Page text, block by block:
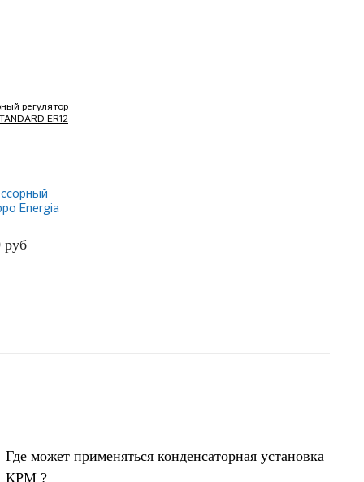
Energia
руб
Где может применяться конденсаторная установка
КРМ ?